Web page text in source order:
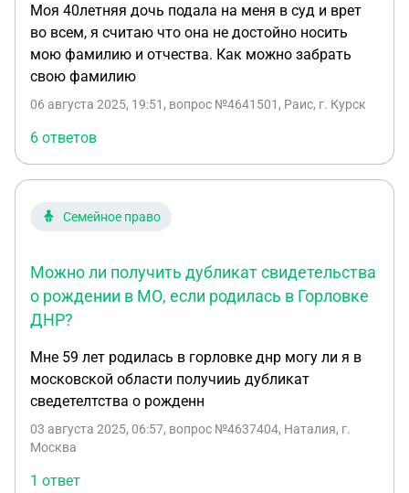
Моя 40летняя дочь подала на меня в суд и врет
во всем, я считаю что она не достойно носить
мою фамилию и отчества. Как можно забрать
свою фамилию
06 августа 2025, 19:51 , вопрос №4641501, Раис, г. Курск
6 ответов
Семейное право
Можно ли получить дубликат свидетельства
о рождении в МО, если родилась в Горловке
ДНР?
Мне 59 лет родилась в горловке днр могу ли я в
московской области получииь дубликат
сведетелтства о рожденн
03 августа 2025, 06:57, вопрос №4637404, Наталия, г.
Москва
1 ответ